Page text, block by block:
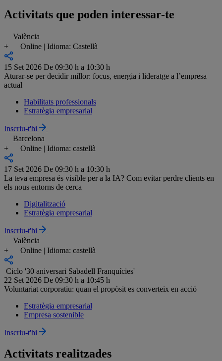
Activitats que poden interessar-te
València
+
Online | Idioma: Castellà
15 Set 2026 De 09:30 h a 10:30 h
Aturar-se per decidir millor: focus, energia i lideratge a l’empresa
actual
Habilitats professionals
Estratègia empresarial
Inscriu-t'hi
Barcelona
+
Online | Idioma: castellà
17 Set 2026 De 09:30 h a 10:30 h
La teva empresa és visible per a la IA? Com evitar perdre clients en
els nous entorns de cerca
Digitalització
Estratègia empresarial
Inscriu-t'hi
València
+
Online | Idioma: castellà
Ciclo '30 aniversari Sabadell Franquícies'
22 Set 2026 De 09:30 h a 10:45 h
Voluntariat corporatiu: quan el propòsit es converteix en acció
Estratègia empresarial
Empresa sostenible
Inscriu-t'hi
Activitats realitzades